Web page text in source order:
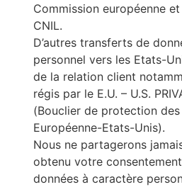
Commission européenne
CNIL.
D’autres transferts de
personnel vers les Etats-
de la relation client
régis par le E.U. – U.S.
(Bouclier de protection
Européenne-Etats-Unis).
Nous ne partagerons
obtenu votre
données à caractère